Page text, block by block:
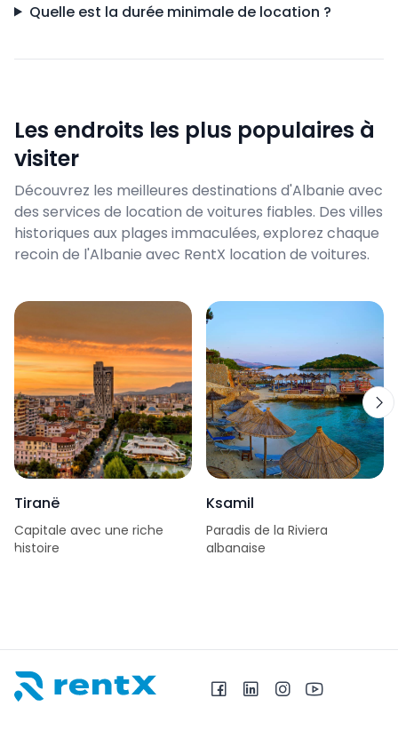
Quelle est la durée minimale de location ?
Les endroits les plus populaires à
visiter
Découvrez les meilleures destinations d'Albanie avec
des services de location de voitures fiables. Des villes
historiques aux plages immaculées, explorez chaque
recoin de l'Albanie avec RentX location de voitures.
Tiranë
Capitale avec une riche
histoire
Ksamil
Paradis de la Riviera
albanaise